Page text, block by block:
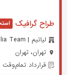
طراح گرافیک
لیاتیم | lia Team
تهران، تهران
قرارداد تمام‌وقت